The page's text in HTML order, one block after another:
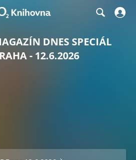
DNES SPECIÁL
- 12.6.2026